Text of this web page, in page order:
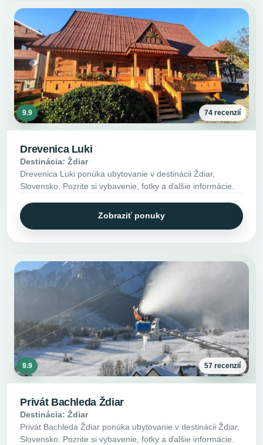
9.9 74 recenzií
Drevenica Luki
Destinácia: Ždiar
Drevenica Luki ponúka ubytovanie v destinácii Ždiar,
Slovensko. Pozrite si vybavenie, fotky a ďalšie informácie.
Zobraziť ponuky
9.9 57 recenzií
Privát Bachleda Ždiar
Destinácia: Ždiar
Privát Bachleda Ždiar ponúka ubytovanie v destinácii Ždiar,
Slovensko. Pozrite si vybavenie, fotky a ďalšie informácie.